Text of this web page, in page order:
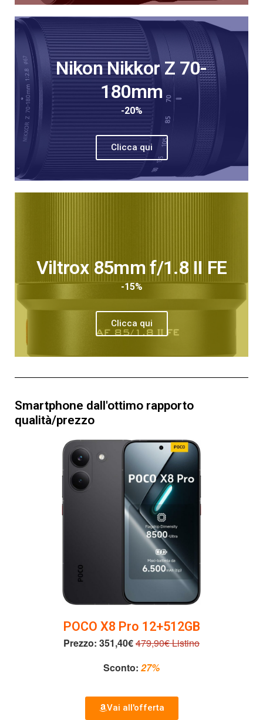
Nikon Nikkor Z 70-
180mm
-20%
Clicca qui
Viltrox 85mm f/1.8 II FE
-15%
Clicca qui
Smartphone dall'ottimo rapporto
qualità/prezzo
POCO X8 Pro 12+512GB
Prezzo: 351,40€479,90€ Listino
Sconto: 27%
Vai all'offerta